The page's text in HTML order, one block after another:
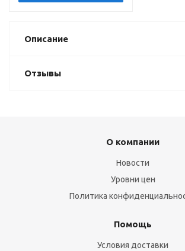
Описание
Отзывы
О компании
Новости
Уровни цен
Политика
Помощь
Условия доставки